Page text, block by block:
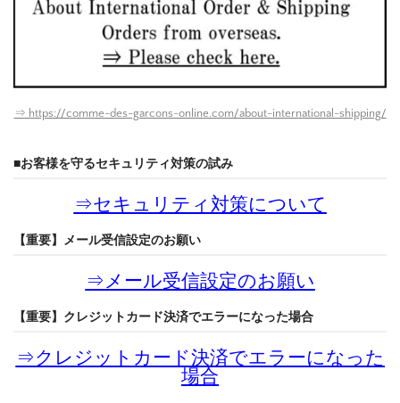
⇒ https://comme-des-garcons-online.com/about-international-shipping/
■お客様を守るセキュリティ対策の試み
⇒セキュリティ対策について
【重要】メール受信設定のお願い
⇒メール受信設定のお願い
【重要】クレジットカード決済でエラーになった場合
⇒クレジットカード決済でエラーになった
場合